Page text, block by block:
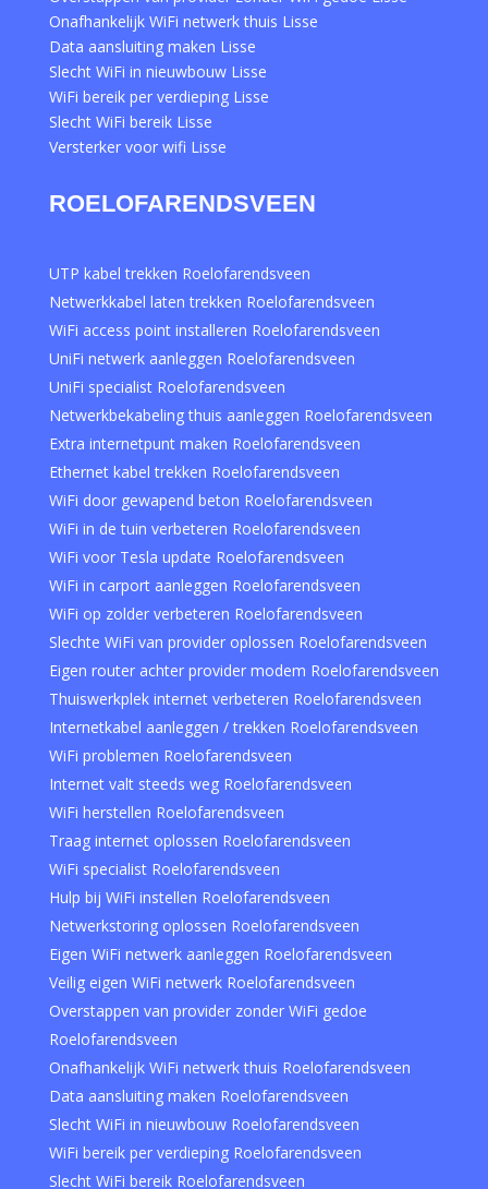
Onafhankelijk WiFi netwerk thuis Lisse
Data aansluiting maken Lisse
Slecht WiFi in nieuwbouw Lisse
WiFi bereik per verdieping Lisse
Slecht WiFi bereik Lisse
Versterker voor wifi Lisse
ROELOFARENDSVEEN
UTP kabel trekken Roelofarendsveen
Netwerkkabel laten trekken Roelofarendsveen
WiFi access point installeren Roelofarendsveen
UniFi netwerk aanleggen Roelofarendsveen
UniFi specialist Roelofarendsveen
Netwerkbekabeling thuis aanleggen Roelofarendsveen
Extra internetpunt maken Roelofarendsveen
Ethernet kabel trekken Roelofarendsveen
WiFi door gewapend beton Roelofarendsveen
WiFi in de tuin verbeteren Roelofarendsveen
WiFi voor Tesla update Roelofarendsveen
WiFi in carport aanleggen Roelofarendsveen
WiFi op zolder verbeteren Roelofarendsveen
Slechte WiFi van provider oplossen Roelofarendsveen
Eigen router achter provider modem Roelofarendsveen
Thuiswerkplek internet verbeteren Roelofarendsveen
Internetkabel aanleggen / trekken Roelofarendsveen
WiFi problemen Roelofarendsveen
Internet valt steeds weg Roelofarendsveen
WiFi herstellen Roelofarendsveen
Traag internet oplossen Roelofarendsveen
WiFi specialist Roelofarendsveen
Hulp bij WiFi instellen Roelofarendsveen
Netwerkstoring oplossen Roelofarendsveen
Eigen WiFi netwerk aanleggen Roelofarendsveen
Veilig eigen WiFi netwerk Roelofarendsveen
Overstappen van provider zonder WiFi gedoe
Roelofarendsveen
Onafhankelijk WiFi netwerk thuis Roelofarendsveen
Data aansluiting maken Roelofarendsveen
Slecht WiFi in nieuwbouw Roelofarendsveen
WiFi bereik per verdieping Roelofarendsveen
Slecht WiFi bereik Roelofarendsveen